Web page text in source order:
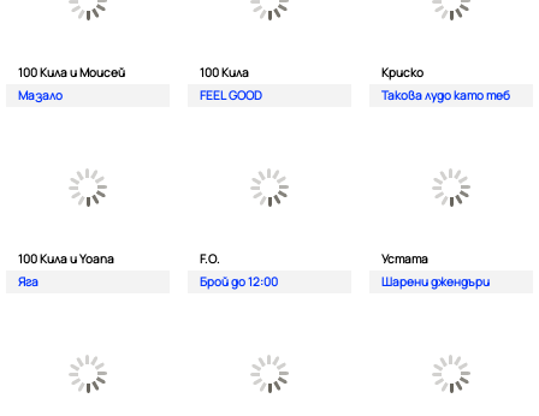
100 Кила и Моисей
Мазало
100 Кила
FEEL GOOD
Криско
Такова лудо като теб
100 Кила и Yoana
Яга
F.O.
Брой до 12:00
Устата
Шарени джендъри